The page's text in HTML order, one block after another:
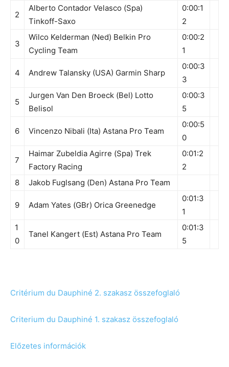
2
Alberto Contador Velasco (Spa)
Tinkoff-Saxo
0:00:1
2
3
Wilco Kelderman (Ned) Belkin Pro
Cycling Team
0:00:2
1
4 Andrew Talansky (USA) Garmin Sharp
0:00:3
3
5
Jurgen Van Den Broeck (Bel) Lotto
Belisol
0:00:3
5
6 Vincenzo Nibali (Ita) Astana Pro Team
0:00:5
0
7
Haimar Zubeldia Agirre (Spa) Trek
Factory Racing
0:01:2
2
8
Jakob Fuglsang (Den) Astana Pro Team
9 Adam Yates (GBr) Orica Greenedge
0:01:3
1
1
0
Tanel Kangert (Est) Astana Pro Team
0:01:3
5
Critérium du Dauphiné 2. szakasz összefoglaló
Criterium du Dauphiné 1. szakasz összefoglaló
Előzetes információk